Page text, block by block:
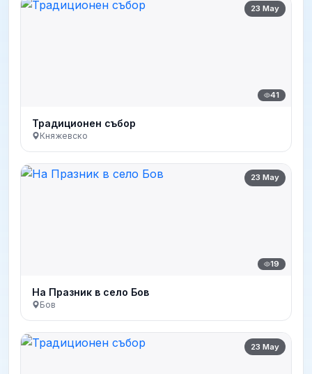
23 May
41
Традиционен събор
Княжевско
23 May
19
На Празник в село Бов
Бов
23 May